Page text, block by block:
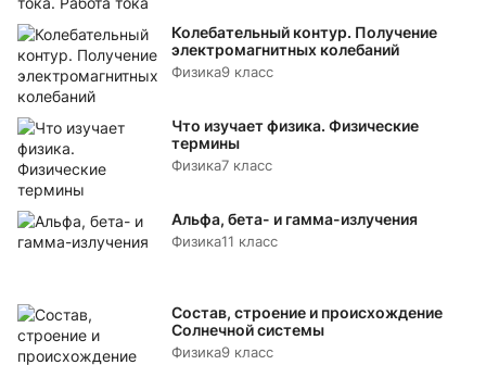
Колебательный контур. Получение
электромагнитных колебаний
Физика9 класс
Что изучает физика. Физические
термины
Физика7 класс
Альфа, бета- и гамма-излучения
Физика11 класс
Состав, строение и происхождение
Солнечной системы
Физика9 класс